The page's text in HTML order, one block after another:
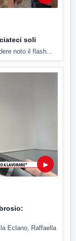
soli
noto il flash...
▶
Eclano, Raffaella